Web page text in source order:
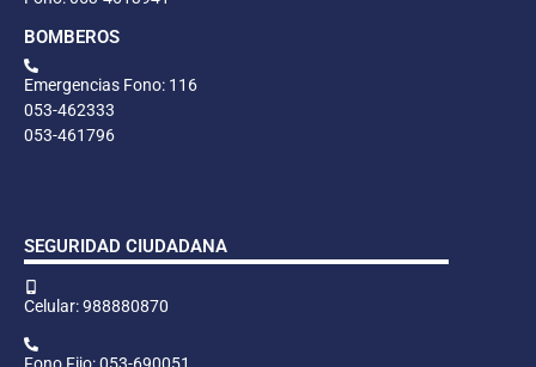
BOMBEROS
Emergencias Fono: 116
053-462333
053-461796
SEGURIDAD CIUDADANA
Celular: 988880870
Fono Fijo: 053-690051